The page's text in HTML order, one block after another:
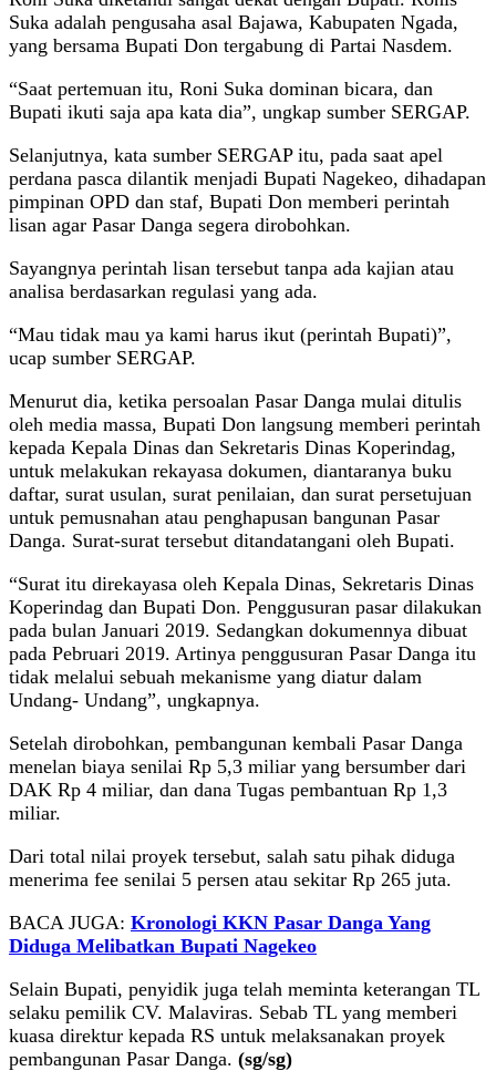
Suka adalah pengusaha asal Bajawa, Kabupaten Ngada,
yang bersama Bupati Don tergabung di Partai Nasdem.
“Saat pertemuan itu, Roni Suka dominan bicara, dan
Bupati ikuti saja apa kata dia”, ungkap sumber SERGAP.
Selanjutnya, kata sumber SERGAP itu, pada saat apel
perdana pasca dilantik menjadi Bupati Nagekeo, dihadapan
pimpinan OPD dan staf, Bupati Don memberi perintah
lisan agar Pasar Danga segera dirobohkan.
Sayangnya perintah lisan tersebut tanpa ada kajian atau
analisa berdasarkan regulasi yang ada.
“Mau tidak mau ya kami harus ikut (perintah Bupati)”,
ucap sumber SERGAP.
Menurut dia, ketika persoalan Pasar Danga mulai ditulis
oleh media massa, Bupati Don langsung memberi perintah
kepada Kepala Dinas dan Sekretaris Dinas Koperindag,
untuk melakukan rekayasa dokumen, diantaranya buku
daftar, surat usulan, surat penilaian, dan surat persetujuan
untuk pemusnahan atau penghapusan bangunan Pasar
Danga. Surat-surat tersebut ditandatangani oleh Bupati.
“Surat itu direkayasa oleh Kepala Dinas, Sekretaris Dinas
Koperindag dan Bupati Don. Penggusuran pasar dilakukan
pada bulan Januari 2019. Sedangkan dokumennya dibuat
pada Pebruari 2019. Artinya penggusuran Pasar Danga itu
tidak melalui sebuah mekanisme yang diatur dalam
Undang- Undang”, ungkapnya.
Setelah dirobohkan, pembangunan kembali Pasar Danga
menelan biaya senilai Rp 5,3 miliar yang bersumber dari
DAK Rp 4 miliar, dan dana Tugas pembantuan Rp 1,3
miliar.
Dari total nilai proyek tersebut, salah satu pihak diduga
menerima fee senilai 5 persen atau sekitar Rp 265 juta.
BACA JUGA: Kronologi KKN Pasar Danga Yang
Diduga Melibatkan Bupati Nagekeo
Selain Bupati, penyidik juga telah meminta keterangan TL
selaku pemilik CV. Malaviras. Sebab TL yang memberi
kuasa direktur kepada RS untuk melaksanakan proyek
pembangunan Pasar Danga. (sg/sg)